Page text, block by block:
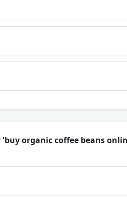
'buy organic coffee beans